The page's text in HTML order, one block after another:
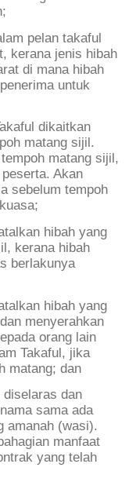
pelan takaful
kerana jenis hibah
di mana hibah
untuk
dikaitkan
matang sijil.
matang sijil,
Akan
sebelum tempoh
hibah yang
kerana hibah
berlakunya
hibah yang
menyerahkan
orang lain
Takaful, jika
matang; dan
diselaras dan
sama ada
amanah (wasi).
manfaat
yang telah